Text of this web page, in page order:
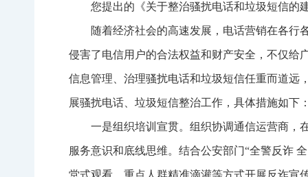
您提出的《关于整治骚扰电话和垃圾短信的
随着经济社会的高速发展，电话营销在各行
侵害了电信用户的合法权益和财产安全，不仅给
信息管理、治理骚扰电话和垃圾短信任重而道远
展骚扰电话、垃圾短信整治工作，具体措施如下
一是组织培训宣贯。组织协调通信运营商，
服务意识和底线思维。结合公安部门“全警反诈
堂式观看、重点人群精准滴灌等方式开展反诈宣